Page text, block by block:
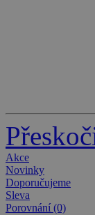
Akce
Novinky
Doporučujeme
Sleva
Porovnání (0)